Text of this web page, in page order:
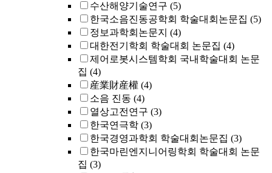
수산해양기술연구 (5)
한국소음진동공학회 학술대회논문집 (5)
정보과학회논문지 (4)
대한전기학회 학술대회 논문집 (4)
제어로봇시스템학회 국내학술대회 논문
집 (4)
産業財産權 (4)
소음 진동 (4)
열상고전연구 (3)
한국연극학 (3)
한국경영과학회 학술대회논문집 (3)
한국마린엔지니어링학회 학술대회 논문
집 (3)